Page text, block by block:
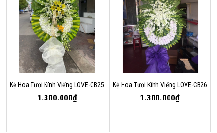
Kệ Hoa Tươi Kính Viếng LOVE-CB25
1.300.000₫
Kệ Hoa Tươi Kính Viếng LOVE-CB26
1.300.000₫